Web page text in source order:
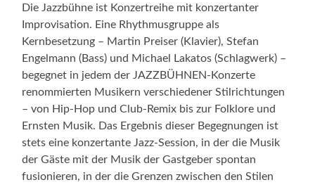
Die Jazzbühne ist Konzertreihe mit konzertanter
Improvisation. Eine Rhythmusgruppe als
Kernbesetzung – Martin Preiser (Klavier), Stefan
Engelmann (Bass) und Michael Lakatos (Schlagwerk) –
begegnet in jedem der JAZZBÜHNEN-Konzerte
renommierten Musikern verschiedener Stilrichtungen
– von Hip-Hop und Club-Remix bis zur Folklore und
Ernsten Musik. Das Ergebnis dieser Begegnungen ist
stets eine konzertante Jazz-Session, in der die Musik
der Gäste mit der Musik der Gastgeber spontan
fusionieren, in der die Grenzen zwischen den Stilen